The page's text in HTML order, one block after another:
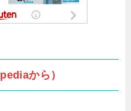
から）